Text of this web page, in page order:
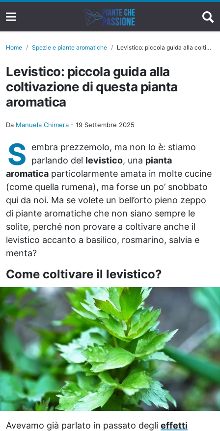
Home Spezie e piante aromatiche Levistico: piccola guida alla coltivazione di questa pianta aromatica
Levistico: piccola guida alla
coltivazione di questa pianta
aromatica
Da Manuela Chimera - 19 Settembre 2025
S
embra prezzemolo, ma non lo è: stiamo
parlando del levistico, una pianta
aromatica particolarmente amata in molte cucine
(come quella rumena), ma forse un po’ snobbato
qui da noi. Ma se volete un bell’orto pieno zeppo
di piante aromatiche che non siano sempre le
solite, perché non provare a coltivare anche il
levistico accanto a basilico, rosmarino, salvia e
menta?
Come coltivare il levistico?
Avevamo già parlato in passato degli effetti